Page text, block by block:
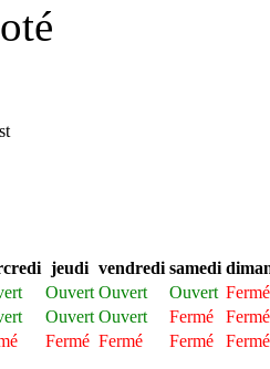
jeudi vendredi samedi
Ouvert Ouvert Ouvert Fermé
Ouvert Ouvert Fermé
Fermé
Fermé Fermé Fermé Fermé